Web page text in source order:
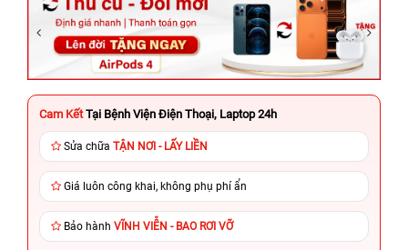
Cam Kết Tại Bệnh Viện Điện Thoại, Laptop 24h
Sửa chữa TẬN NƠI - LẤY LIỀN
Giá luôn công khai, không phụ phí ẩn
Bảo hành VĨNH VIỄN - BAO RƠI VỠ